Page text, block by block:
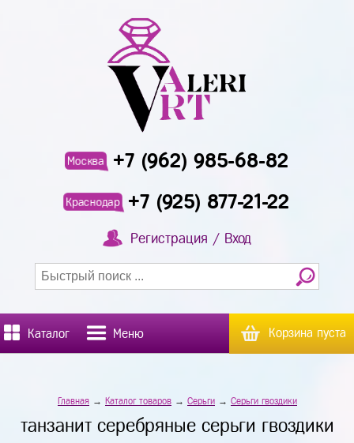
Москва +7 (962) 985-68-82
Краснодар +7 (925) 877-21-22
Регистрация / Вход
Каталог Меню Корзина пуста
Главная→ Каталог товаров→ Серьги→ Серьги гвоздики
танзанит серебряные серьги гвоздики